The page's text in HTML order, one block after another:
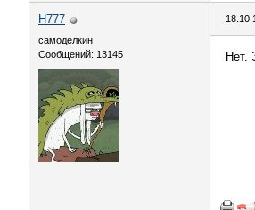
H777
самоделкин
Сообщений: 13145
Нет.